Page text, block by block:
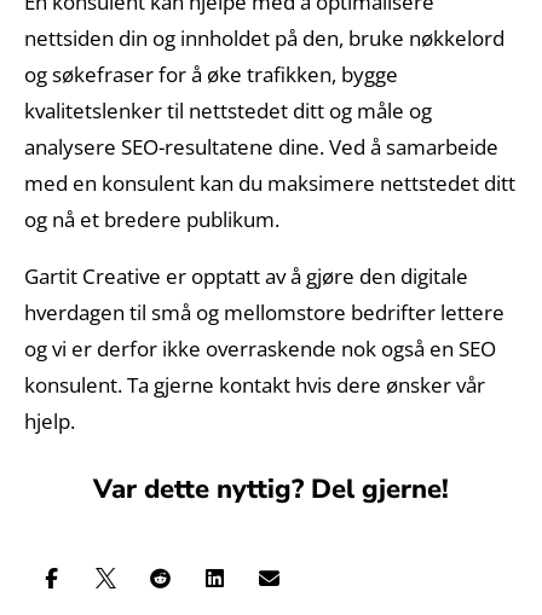
nettsiden din og innholdet på den, bruke nøkkelord
og søkefraser for å øke trafikken, bygge
kvalitetslenker til nettstedet ditt og måle og
analysere SEO-resultatene dine. Ved å samarbeide
med en konsulent kan du maksimere nettstedet ditt
og nå et bredere publikum.
Gartit Creative er opptatt av å gjøre den digitale
hverdagen til små og mellomstore bedrifter lettere
og vi er derfor ikke overraskende nok også en SEO
konsulent. Ta gjerne kontakt hvis dere ønsker vår
hjelp.
Var dette nyttig? Del gjerne!
    